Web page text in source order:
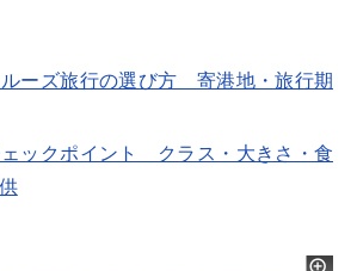
ーズ旅行の選び方 寄港地・旅行期
ックポイント クラス・大きさ・食